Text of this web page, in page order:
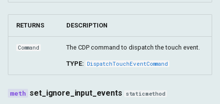
RETURNS DESCRIPTION
Command The CDP command to dispatch the touch event.
TYPE: DispatchTouchEventCommand
set_ignore_input_events staticmethod